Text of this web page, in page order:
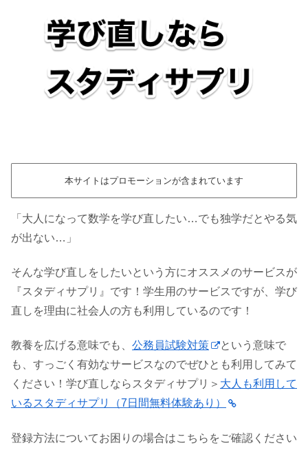
本サイトはプロモーションが含まれています
「大人になって数学を学び直したい…でも独学だとやる気
が出ない…」
そんな学び直しをしたいという方にオススメのサービスが
『スタディサプリ』です！学生用のサービスですが、学び
直しを理由に社会人の方も利用しているのです！
教養を広げる意味でも、 公務員試験対策
という意味で
も、すっごく有効なサービスなのでぜひとも利用してみて
ください！学び直しならスタディサプリ＞ 大人も利用して
いるスタディサプリ（7日間無料体験あり）
登録方法についてお困りの場合はこちらをご確認ください